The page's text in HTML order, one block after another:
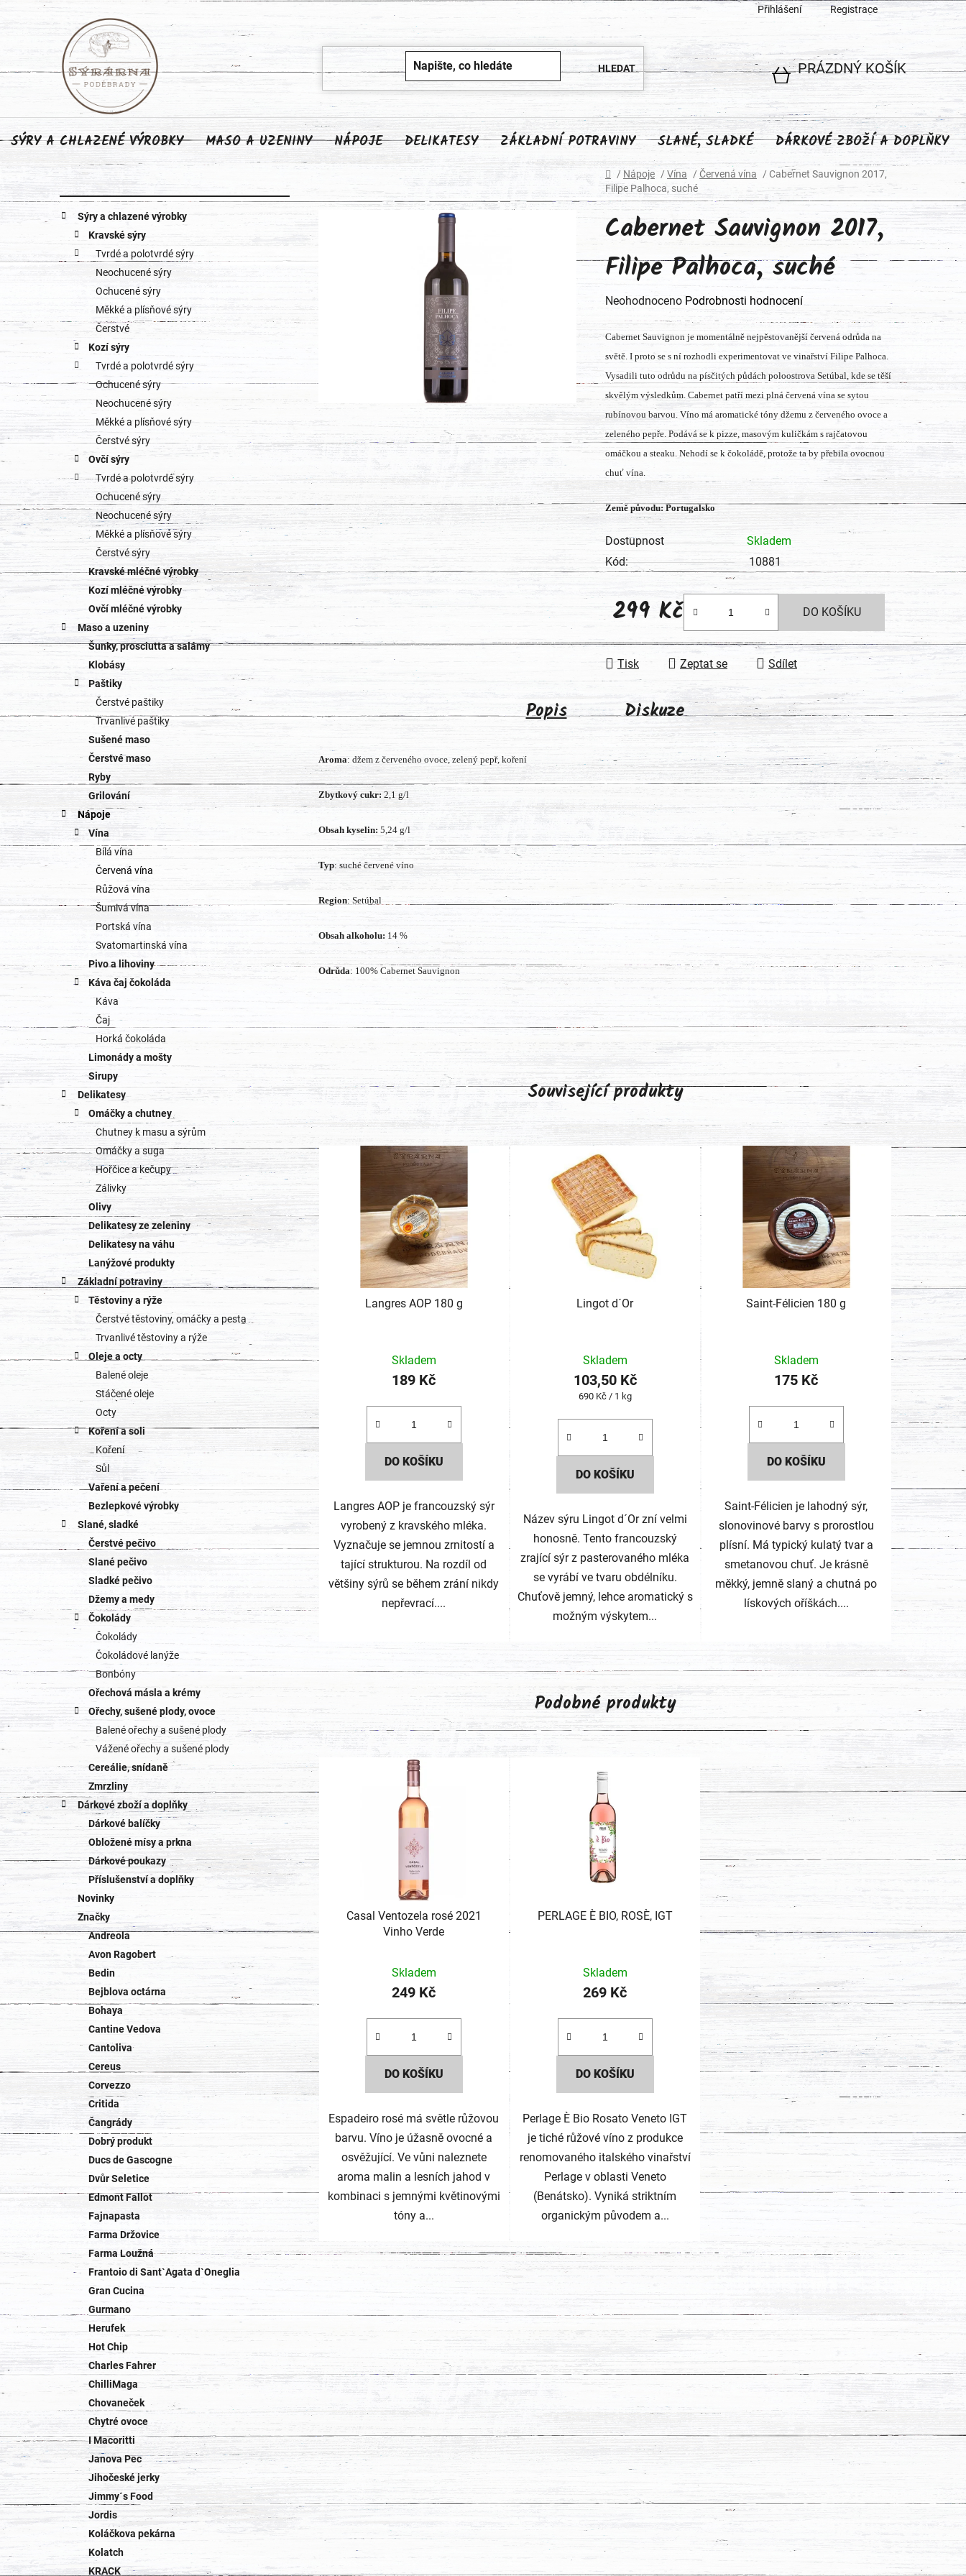
Přihlášení Registrace
NÁKUPNÍ
KOŠÍK
PRÁZDNÝ KOŠÍK
SÝRY A CHLAZENÉ VÝROBKY MASO A UZENINY NÁPOJE DELIKATESY ZÁKLADNÍ POTRAVINY SLANÉ, SLADKÉ DÁRKOVÉ ZBOŽÍ A DOPLŇKY
Domů
/ Nápoje /Vína /Červená vína /Cabernet Sauvignon 2017,
Filipe Palhoca, suché
P
s
r
n
n
e
l
Přeskočit
kategorie
K
t
i
Sýry a chlazené výrobky
Kravské sýry
Tvrdé a polotvrdé sýry
Neochucené sýry
Ochucené sýry
Měkké a plísňové sýry
Čerstvé
Kozí sýry
Tvrdé a polotvrdé sýry
Ochucené sýry
Neochucené sýry
Měkké a plísňové sýry
Čerstvé sýry
Ovčí sýry
Tvrdé a polotvrdé sýry
Ochucené sýry
Neochucené sýry
Měkké a plísňové sýry
Čerstvé sýry
Kravské mléčné výrobky
Kozí mléčné výrobky
Ovčí mléčné výrobky
Maso a uzeniny
Šunky, prosciutta a salámy
Klobásy
Paštiky
Čerstvé paštiky
Trvanlivé paštiky
Sušené maso
Čerstvé maso
Ryby
Grilování
Nápoje
Vína
Bílá vína
Červená vína
Růžová vína
Šumivá vína
Portská vína
Svatomartinská vína
Pivo a lihoviny
Káva čaj čokoláda
Káva
Čaj
Horká čokoláda
Limonády a mošty
Sirupy
Delikatesy
Omáčky a chutney
Chutney k masu a sýrům
Omáčky a suga
Hořčice a kečupy
Zálivky
Olivy
Delikatesy ze zeleniny
Delikatesy na váhu
Lanýžové produkty
Základní potraviny
Těstoviny a rýže
Čerstvé těstoviny, omáčky a pesta
Trvanlivé těstoviny a rýže
Oleje a octy
Balené oleje
Stáčené oleje
Octy
Koření a soli
Koření
Sůl
Vaření a pečení
Bezlepkové výrobky
Slané, sladké
Čerstvé pečivo
Slané pečivo
Sladké pečivo
Džemy a medy
Čokolády
Čokolády
Čokoládové lanýže
Bonbóny
Ořechová másla a krémy
Ořechy, sušené plody, ovoce
Balené ořechy a sušené plody
Vážené ořechy a sušené plody
Cereálie, snídaně
Zmrzliny
Dárkové zboží a doplňky
Dárkové balíčky
Obložené mísy a prkna
Dárkové poukazy
Příslušenství a doplňky
Novinky
Značky
Andreola
Avon Ragobert
Bedin
Bejblova octárna
Bohaya
Cantine Vedova
Cantoliva
Cereus
Corvezzo
Critida
Čangrády
Dobrý produkt
Ducs de Gascogne
Dvůr Seletice
Edmont Fallot
Fajnapasta
Farma Držovice
Farma Loužná
Frantoio di Sant`Agata d`Oneglia
Gran Cucina
Gurmano
Herufek
Hot Chip
Charles Fahrer
ChilliMaga
Chovaneček
Chytré ovoce
I Macoritti
Janova Pec
Jihočeské jerky
Jimmy´s Food
Jordis
Koláčkova pekárna
Kolatch
KRACK
Cabernet Sauvignon 2017,
Filipe Palhoca, suché
Průměrné
hodnocení
produktu
je
0,0
z
5
hvězdiček.
Neohodnoceno Podrobnosti hodnocení
Cabernet Sauvignon je momentálně nejpěstovanější červená odrůda na
světě. I proto se s ní rozhodli experimentovat ve vinařství Filipe Palhoca.
Vysadili tuto odrůdu na písčitých půdách poloostrova Setúbal, kde se těší
skvělým výsledkům. Cabernet patří mezi plná červená vína se sytou
rubínovou barvou. Víno má aromatické tóny džemu z červeného ovoce a
zeleného pepře. Podává se k pizze, masovým kuličkám s rajčatovou
omáčkou a steaku. Nehodí se k čokoládě, protože ta by přebila ovocnou
chuť vína.
Země původu: Portugalsko
Dostupnost
Skladem
Kód:
10881
299 Kč
Měrná cena:
DO KOŠÍKU
Tisk Zeptat se Sdílet
Popis Diskuze
Aroma: džem z červeného ovoce, zelený pepř, koření
Zbytkový cukr: 2,1 g/l
Obsah kyselin: 5,24 g/l
Typ: suché červené víno
Region: Setúbal
Obsah alkoholu: 14 %
Odrůda: 100% Cabernet Sauvignon
Související produkty
Langres AOP 180 g
Skladem
189 Kč
DO KOŠÍKU
Langres AOP je francouzský sýr
vyrobený z kravského mléka.
Vyznačuje se jemnou zrnitostí a
tající strukturou. Na rozdíl od
většiny sýrů se během zrání nikdy
nepřevrací....
Lingot d´Or
Skladem
103,50 Kč
Měrná
690 Kč / 1 kg
DO KOŠÍKU
Název sýru Lingot d´Or zní velmi
honosně. Tento francouzský
zrající sýr z pasterovaného mléka
se vyrábí ve tvaru obdélníku.
Chuťově jemný, lehce aromatický s
možným výskytem...
Saint-Félicien 180 g
hodnocení
produktu
je
1,0
z
5
hvězdiček.
Skladem
175 Kč
DO KOŠÍKU
Saint-Félicien je lahodný sýr,
slonovinové barvy s prorostlou
plísní. Má typický kulatý tvar a
smetanovou chuť. Je krásně
měkký, jemně slaný a chutná po
lískových oříškách....
Podobné produkty
Casal Ventozela rosé 2021
Vinho Verde
Skladem
249 Kč
DO KOŠÍKU
Espadeiro rosé má světle růžovou
barvu. Víno je úžasně ovocné a
osvěžující. Ve vůni naleznete
aroma malin a lesních jahod v
kombinaci s jemnými květinovými
tóny a...
PERLAGE È BIO, ROSÈ, IGT
Skladem
269 Kč
DO KOŠÍKU
Perlage È Bio Rosato Veneto IGT
je tiché růžové víno z produkce
renomovaného italského vinařství
Perlage v oblasti Veneto
(Benátsko). Vyniká striktním
organickým původem a...